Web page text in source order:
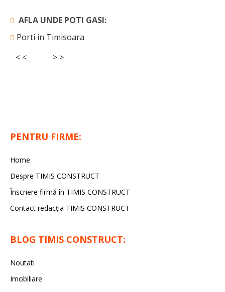
AFLA UNDE POTI GASI:
Porti in Timisoara
< <
> >
PENTRU FIRME:
Home
Despre TIMIS CONSTRUCT
Înscriere firmă în TIMIS CONSTRUCT
Contact redacția TIMIS CONSTRUCT
BLOG TIMIS CONSTRUCT:
Noutati
Imobiliare